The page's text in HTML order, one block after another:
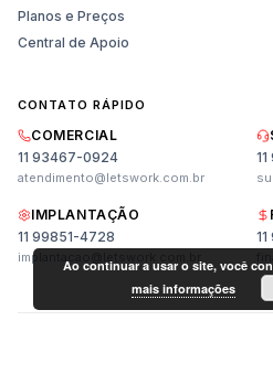
Planos e Preços
Central de Apoio
CONTATO RÁPIDO
COMERCIAL
11 93467-0924
atendimento@letswork.com.br
IMPLANTAÇÃO
11 99851-4728
implantacao@letswork.com.br
Ajuda
Ao continuar a usar o site, você
mais informações